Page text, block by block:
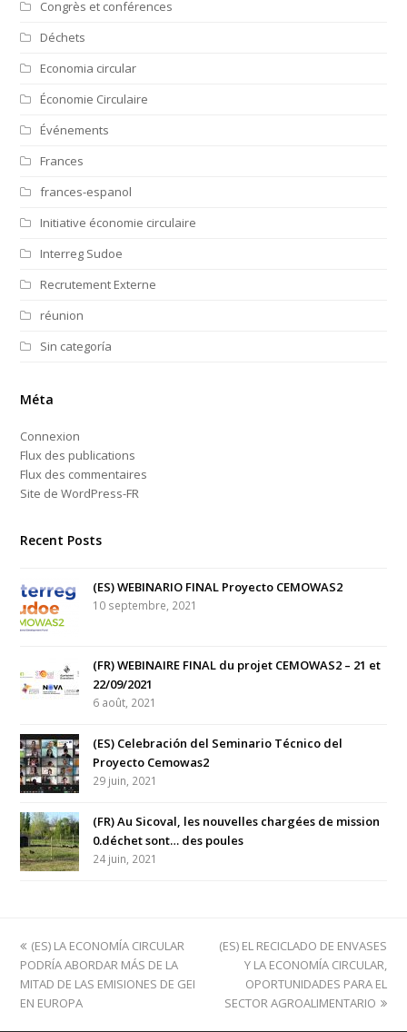
Congrès et conférences
Déchets
Economia circular
Économie Circulaire
Événements
Frances
frances-espanol
Initiative économie circulaire
Interreg Sudoe
Recrutement Externe
réunion
Sin categoría
Méta
Connexion
Flux des publications
Flux des commentaires
Site de WordPress-FR
Recent Posts
(ES) WEBINARIO FINAL Proyecto CEMOWAS2
10 septembre, 2021
(FR) WEBINAIRE FINAL du projet CEMOWAS2 – 21 et
22/09/2021
6 août, 2021
(ES) Celebración del Seminario Técnico del
Proyecto Cemowas2
29 juin, 2021
(FR) Au Sicoval, les nouvelles chargées de mission
0.déchet sont… des poules
24 juin, 2021
previous
post:
(ES) LA ECONOMÍA CIRCULAR
PODRÍA ABORDAR MÁS DE LA
MITAD DE LAS EMISIONES DE GEI
EN EUROPA
next
post:
(ES) EL RECICLADO DE ENVASES
Y LA ECONOMÍA CIRCULAR,
OPORTUNIDADES PARA EL
SECTOR AGROALIMENTARIO